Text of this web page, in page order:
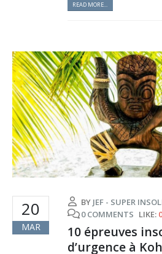
READ MORE...
20
MAR
BY JEF - SUPER
0 COMMENTS LIKE: 0
10 épreuves
d’urgence à